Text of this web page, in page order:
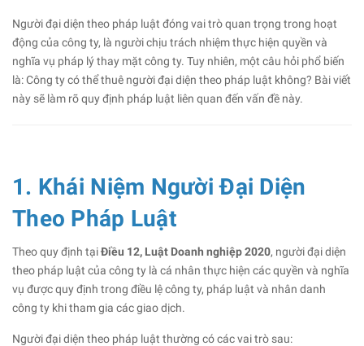
Người đại diện theo pháp luật đóng vai trò quan trọng trong hoạt
động của công ty, là người chịu trách nhiệm thực hiện quyền và
nghĩa vụ pháp lý thay mặt công ty. Tuy nhiên, một câu hỏi phổ biến
là: Công ty có thể thuê người đại diện theo pháp luật không? Bài viết
này sẽ làm rõ quy định pháp luật liên quan đến vấn đề này.
1. Khái Niệm Người Đại Diện
Theo Pháp Luật
Theo quy định tạiĐiều 12, Luật Doanh nghiệp 2020, người đại diện
theo pháp luật của công ty là cá nhân thực hiện các quyền và nghĩa
vụ được quy định trong điều lệ công ty, pháp luật và nhân danh
công ty khi tham gia các giao dịch.
Người đại diện theo pháp luật thường có các vai trò sau: